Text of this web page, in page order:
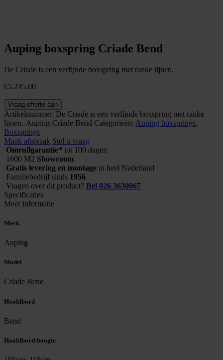
Auping boxspring Criade Bend
De Criade is een verfijnde boxspring met ranke lijnen.
€5.245,00
Auping
boxspring
Criade
Bend
aantal
Vraag offerte aan
Artikelnummer: De Criade is een verfijnde boxspring met ranke
lijnen.-Auping-Criade Bend Categorieën: Auping boxsprings,
Boxsprings
Maak afspraak Stel u vraag
Omruilgarantie* tot 100 dagen
1600 M2 Showroom
Gratis levering en montage in heel Nederland
Familiebedrijf sinds 1956
Vragen over dit product? Bel 026 3630067
Specificaties
Meer informatie
Merk
Auping
Model
Criade Bend
Hoofdbord
Bend
Hoofdbord-hoogte